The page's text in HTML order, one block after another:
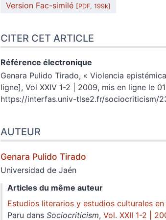
Version Fac-similé [PDF, 199k]
CITER CET ARTICLE
Référence électronique
Genara Pulido Tirado, « Violencia
ligne], Vol XXIV 1-2 | 2009, mis en ligne le
https://interfas.univ-tlse2.fr/sociocriticism/
AUTEUR
Genara Pulido Tirado
Universidad de Jaén
Articles du même auteur
Estudios literarios y estudios culturales
Paru dans Sociocriticism, Vol. XXII 1-2 |